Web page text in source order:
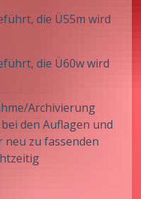
die Ü55m wird
die Ü60w wird
Archivierung
den Auflagen und
zu fassenden